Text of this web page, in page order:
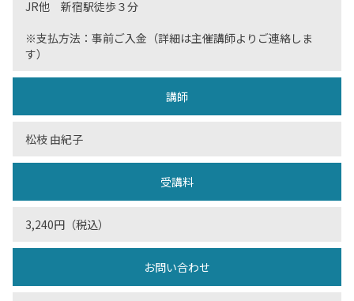
JR他 新宿駅徒歩３分
※支払方法：事前ご入金（詳細は主催講師よりご連絡しま
す）
講師
松枝 由紀子
受講料
3,240円（税込）
お問い合わせ